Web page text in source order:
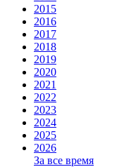
2015
2016
2017
2018
2019
2020
2021
2022
2023
2024
2025
2026
За все время